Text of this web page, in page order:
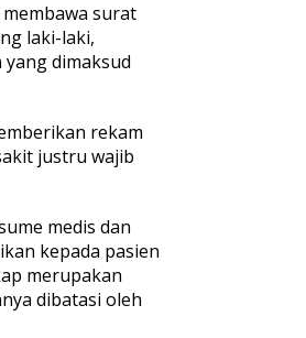
surat
laki-laki,
dimaksud
rekam
justru wajib
medis dan
kepada pasien
merupakan
dibatasi oleh